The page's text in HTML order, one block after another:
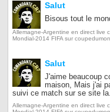
Salut
Bisous tout le
Allemagne-Argentine en direct live
Mondial-2014 FIFA sur
Salut
J'aime beaucoup
maison, Mais j'ai
suivi ce match sur se site
Allemagne-Argentine en direct live